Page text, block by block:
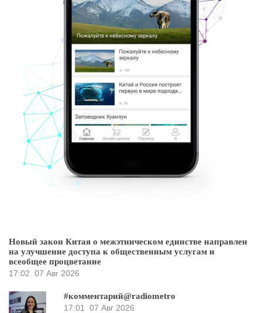
Новый закон Китая о межэтническом единстве направлен
на улучшение доступа к общественным услугам и
всеобщее процветание
17:02 07 Авг 2026
#комментарий@radiometro
17:01 07 Авг 2026